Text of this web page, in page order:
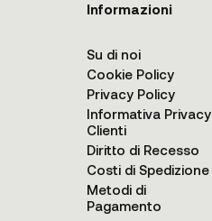
Informazioni
Su di noi
Cookie Policy
Privacy Policy
Informativa Privacy
Clienti
Diritto di Recesso
Costi di Spedizione
Metodi di
Pagamento